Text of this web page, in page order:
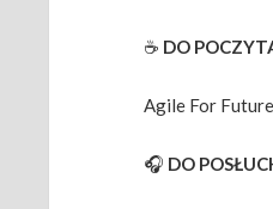
☕ DO
Agile For
🎧 DO